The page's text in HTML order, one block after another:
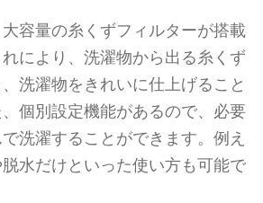
容量の糸くずフィルターが搭載
により、洗濯物から出る糸くず
洗濯物をきれいに仕上げること
個別設定機能があるので、必要
洗濯することができます。例え
水だけといった使い方も可能で